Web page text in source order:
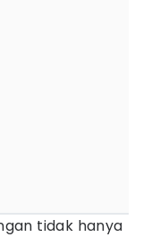
tidak hanya